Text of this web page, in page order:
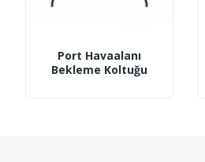
Port Havaalanı
Bekleme Koltuğu